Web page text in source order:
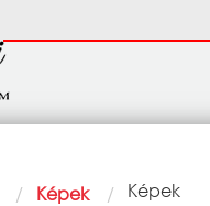
Képek Current:
Képek